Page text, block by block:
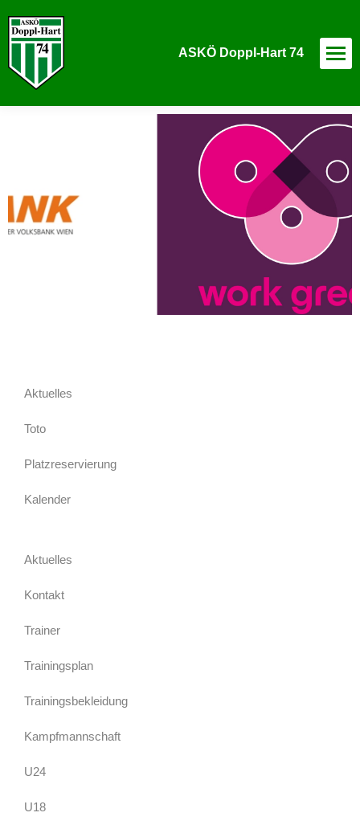
ASKÖ Doppl-Hart 74
Aktuelles
Toto
Platzreservierung
Kalender
Aktuelles
Kontakt
Trainer
Trainingsplan
Trainingsbekleidung
Kampfmannschaft
U24
U18